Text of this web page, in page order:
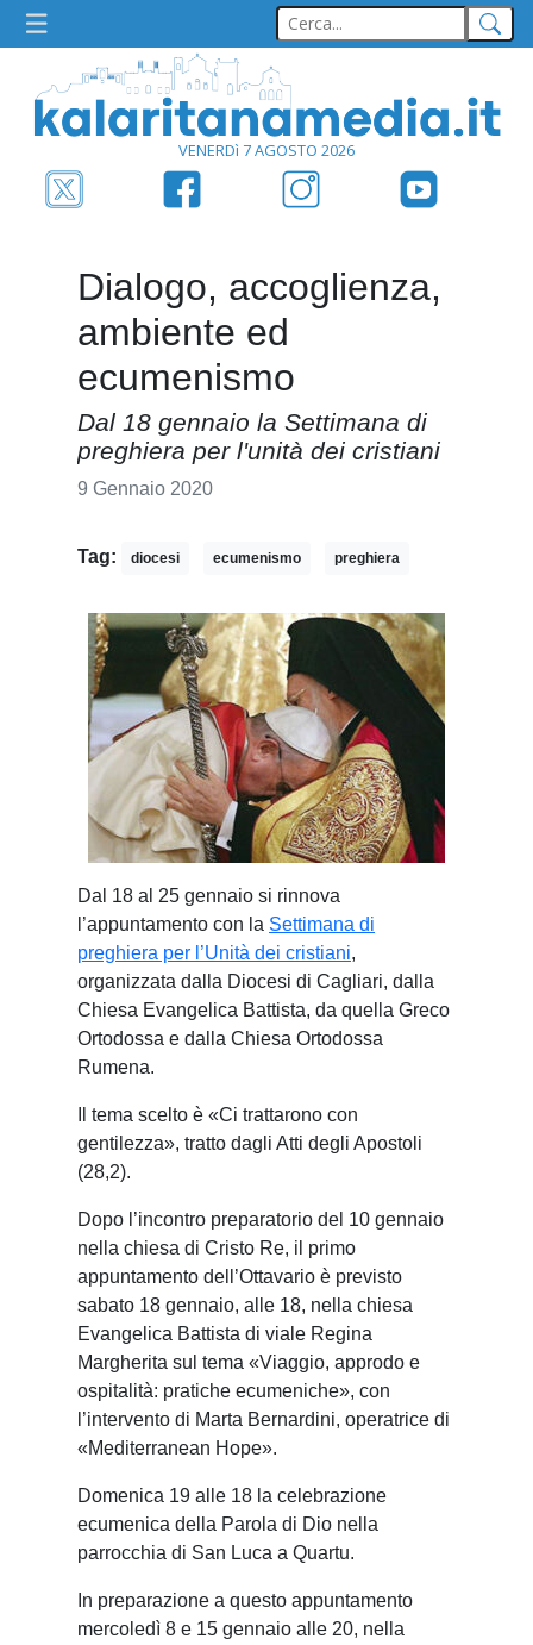
VENERDì 7 AGOSTO 2026
Dialogo, accoglienza,
ambiente ed
ecumenismo
Dal 18 gennaio la Settimana di
preghiera per l'unità dei cristiani
9 Gennaio 2020
Tag: diocesi ecumenismo preghiera
Dal 18 al 25 gennaio si rinnova
l’appuntamento con la Settimana di
preghiera per l’Unità dei cristiani,
organizzata dalla Diocesi di Cagliari, dalla
Chiesa Evangelica Battista, da quella Greco
Ortodossa e dalla Chiesa Ortodossa
Rumena.
Il tema scelto è «Ci trattarono con
gentilezza», tratto dagli Atti degli Apostoli
(28,2).
Dopo l’incontro preparatorio del 10 gennaio
nella chiesa di Cristo Re, il primo
appuntamento dell’Ottavario è previsto
sabato 18 gennaio, alle 18, nella chiesa
Evangelica Battista di viale Regina
Margherita sul tema «Viaggio, approdo e
ospitalità: pratiche ecumeniche», con
l’intervento di Marta Bernardini, operatrice di
«Mediterranean Hope».
Domenica 19 alle 18 la celebrazione
ecumenica della Parola di Dio nella
parrocchia di San Luca a Quartu.
In preparazione a questo appuntamento
mercoledì 8 e 15 gennaio alle 20, nella